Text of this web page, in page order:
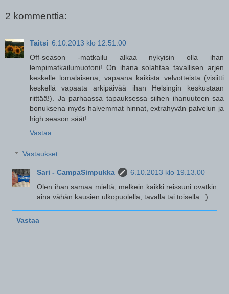
2 kommenttia:
Taitsi 6.10.2013 klo 12.51.00
Off-season -matkailu alkaa nykyisin olla ihan
lempimatkailumuotoni! On ihana solahtaa tavallisen arjen
keskelle lomalaisena, vapaana kaikista velvotteista (visiitti
keskellä vapaata arkipäivää ihan Helsingin keskustaan
riittää!). Ja parhaassa tapauksessa siihen ihanuuteen saa
bonuksena myös halvemmat hinnat, extrahyvän palvelun ja
high season säät!
Vastaa
Vastaukset
Sari - CampaSimpukka
6.10.2013 klo 19.13.00
Olen ihan samaa mieltä, melkein kaikki reissuni ovatkin
aina vähän kausien ulkopuolella, tavalla tai toisella. :)
Vastaa